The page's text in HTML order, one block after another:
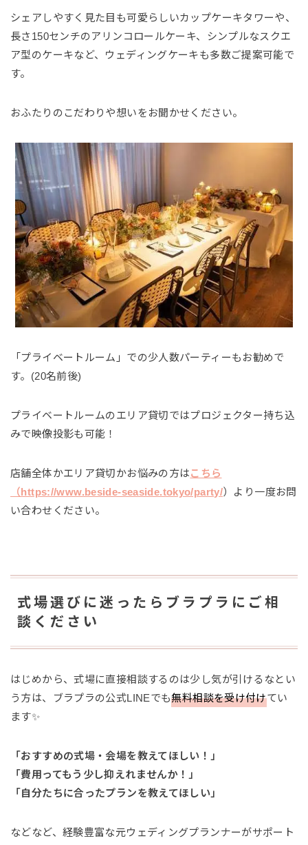
シェアしやすく見た目も可愛らしいカップケーキタワーや、
長さ150センチのアリンコロールケーキ、シンプルなスクエ
ア型のケーキなど、ウェディングケーキも多数ご提案可能で
す。
おふたりのこだわりや想いをお聞かせください。
「プライベートルーム」での少人数パーティーもお勧めで
す。(20名前後)
プライベートルームのエリア貸切ではプロジェクター持ち込
みで映像投影も可能！
店舗全体かエリア貸切かお悩みの方はこちら
（https://www.beside-seaside.tokyo/party/）より一度お問
い合わせください。
式場選びに迷ったらブラプラにご相
談ください
はじめから、式場に直接相談するのは少し気が引けるなとい
う方は、ブラプラの公式LINEでも無料相談を受け付けてい
ます✨
「おすすめの式場・会場を教えてほしい！」
「費用ってもう少し抑えれませんか！」
「自分たちに合ったプランを教えてほしい」
などなど、経験豊富な元ウェディングプランナーがサポート